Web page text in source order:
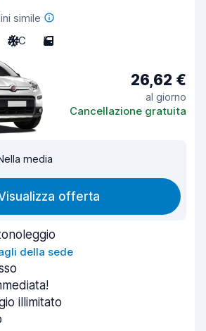
simile
A/C 5
26,62 €
al giorno
Cancellazione gratuita
media
offerta
della sede
illimitato